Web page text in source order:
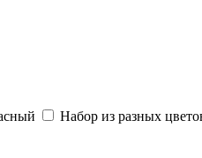
Набор из разных